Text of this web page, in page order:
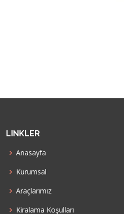
LINKLER
Anasayfa
Kurumsal
Araçlarımız
Kiralama Koşulları